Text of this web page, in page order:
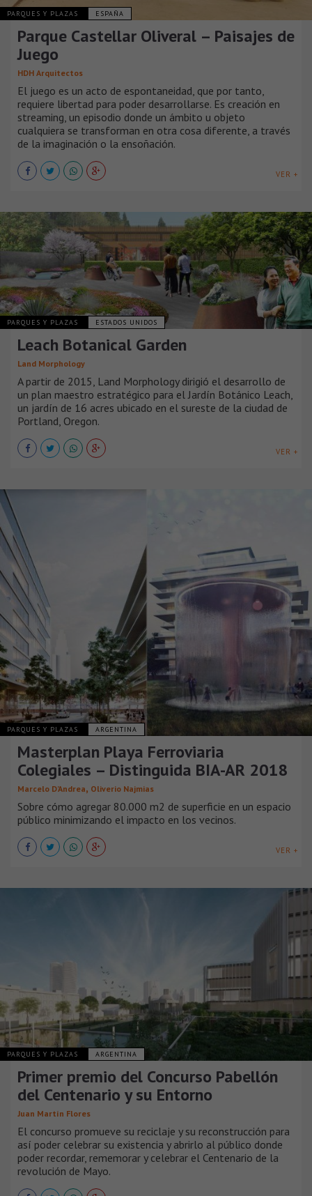
PARQUES Y PLAZAS ESPAÑA
Parque Castellar Oliveral – Paisajes de
Juego
HDH Arquitectos
El juego es un acto de espontaneidad, que por tanto,
requiere libertad para poder desarrollarse. Es creación en
streaming, un episodio donde un ámbito u objeto
cualquiera se transforman en otra cosa diferente, a través
de la imaginación o la ensoñación.
VER +
PARQUES Y PLAZAS ESTADOS UNIDOS
Leach Botanical Garden
Land Morphology
A partir de 2015, Land Morphology dirigió el desarrollo de
un plan maestro estratégico para el Jardín Botánico Leach,
un jardín de 16 acres ubicado en el sureste de la ciudad de
Portland, Oregon.
VER +
PARQUES Y PLAZAS ARGENTINA
Masterplan Playa Ferroviaria
Colegiales – Distinguida BIA-AR 2018
Marcelo D’Andrea, Oliverio Najmias
Sobre cómo agregar 80.000 m2 de superficie en un espacio
público minimizando el impacto en los vecinos.
VER +
PARQUES Y PLAZAS ARGENTINA
Primer premio del Concurso Pabellón
del Centenario y su Entorno
Juan Martín Flores
El concurso promueve su reciclaje y su reconstrucción para
así poder celebrar su existencia y abrirlo al público donde
poder recordar, rememorar y celebrar el Centenario de la
revolución de Mayo.